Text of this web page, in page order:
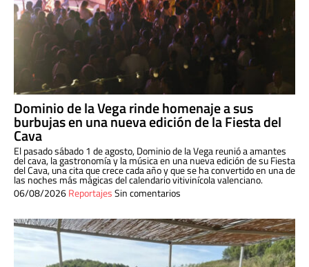
Dominio de la Vega rinde homenaje a sus
burbujas en una nueva edición de la Fiesta del
Cava
El pasado sábado 1 de agosto, Dominio de la Vega reunió a amantes
del cava, la gastronomía y la música en una nueva edición de su Fiesta
del Cava, una cita que crece cada año y que se ha convertido en una de
las noches más mágicas del calendario vitivinícola valenciano.
06/08/2026ReportajesSin comentarios